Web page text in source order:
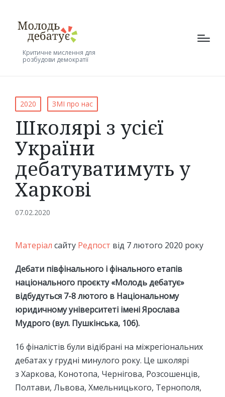
Критичне мислення для
розбудови демократії
Posted
in
2020 ЗМІ про нас
Школярі з усієї
України
дебатуватимуть у
Харкові
07.02.2020
Матеріал сайту Редпост від 7 лютого 2020 року
Дебати півфінального і фінального етапів
національного проєкту «Молодь дебатує»
відбудуться 7-8 лютого в Національному
юридичному університеті імені Ярослава
Мудрого (вул. Пушкінська, 106).
16 фіналістів були відібрані на міжрегіональних
дебатах у грудні минулого року. Це школярі
з Харкова, Конотопа, Чернігова, Розсошенців,
Полтави, Львова, Хмельницького, Тернополя,